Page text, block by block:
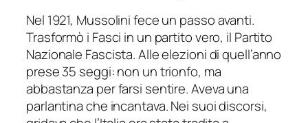
Nel 1921, Mussolini fece un passo avanti.
Trasformò i Fasci in un partito vero, il Partito
Nazionale Fascista. Alle elezioni di quell’anno
prese 35 seggi: non un trionfo, ma
abbastanza per farsi sentire. Aveva una
parlantina che incantava. Nei suoi discorsi,